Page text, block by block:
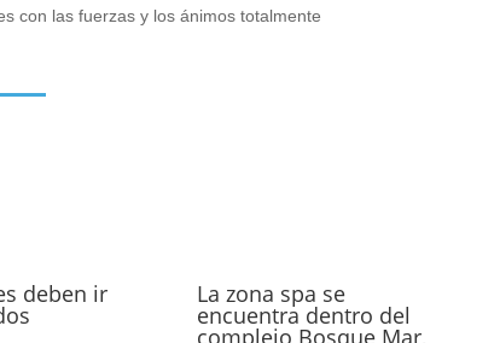
con las fuerzas y los ánimos totalmente
deben ir La zona spa se
encuentra dentro del
complejo Bosque Mar,